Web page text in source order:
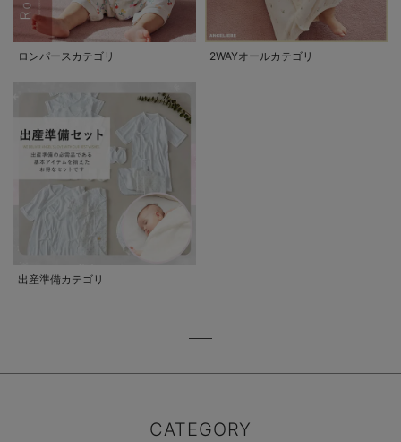
ロンパースカテゴリ 2WAYオールカテゴリ
出産準備カテゴリ
CATEGORY